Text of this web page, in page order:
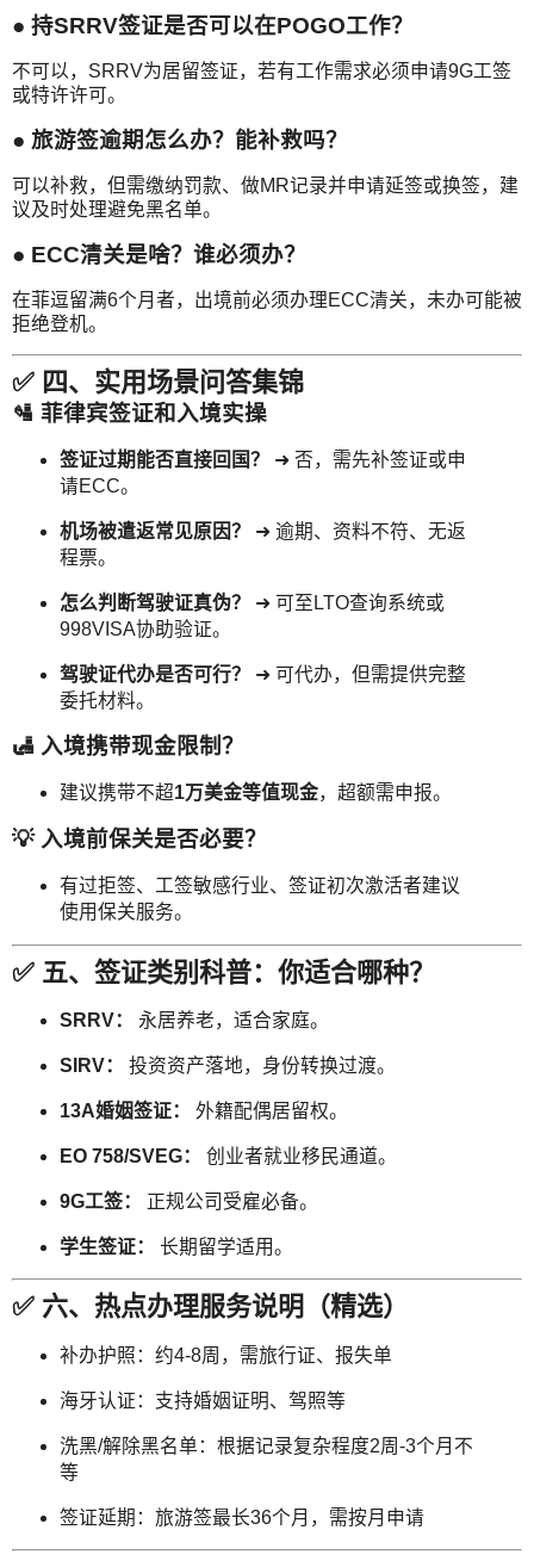
● 持SRRV签证是否可以在POGO工作？
不可以，SRRV为居留签证，若有工作需求必须申请9G工签
或特许许可。
● 旅游签逾期怎么办？能补救吗？
可以补救，但需缴纳罚款、做MR记录并申请延签或换签，建
议及时处理避免黑名单。
● ECC清关是啥？谁必须办？
在菲逗留满6个月者，出境前必须办理ECC清关，未办可能被
拒绝登机。
✅ 四、实用场景问答集锦
🛂 菲律宾签证和入境实操
签证过期能否直接回国？
➜ 否，需先补签证或申
请ECC。
机场被遣返常见原因？
➜ 逾期、资料不符、无返
程票。
怎么判断驾驶证真伪？
➜ 可至LTO查询系统或
998VISA协助验证。
驾驶证代办是否可行？
➜ 可代办，但需提供完整
委托材料。
🛃 入境携带现金限制？
建议携带不超1万美金等值现金，超额需申报。
💡 入境前保关是否必要？
有过拒签、工签敏感行业、签证初次激活者建议
使用保关服务。
✅ 五、签证类别科普：你适合哪种？
SRRV： 永居养老，适合家庭。
SIRV： 投资资产落地，身份转换过渡。
13A婚姻签证： 外籍配偶居留权。
EO 758/SVEG： 创业者就业移民通道。
9G工签： 正规公司受雇必备。
学生签证： 长期留学适用。
✅ 六、热点办理服务说明（精选）
补办护照：约4-8周，需旅行证、报失单
海牙认证：支持婚姻证明、驾照等
洗黑/解除黑名单：根据记录复杂程度2周-3个月不
等
签证延期：旅游签最长36个月，需按月申请